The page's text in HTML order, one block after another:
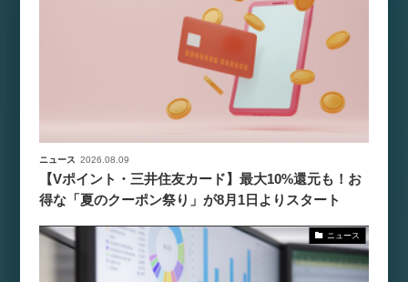
ニュース 2026.08.09
【Vポイント・三井住友カード】最大10%還元も！お
得な「夏のクーポン祭り」が8月1日よりスタート
ニュース